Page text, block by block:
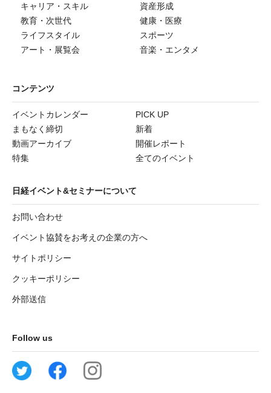
キャリア・スキル
資産形成
教育・次世代
健康・医療
ライフスタイル
スポーツ
アート・展覧会
音楽・エンタメ
コンテンツ
イベントカレンダー
PICK UP
まもなく締切
新着
動画アーカイブ
開催レポート
特集
全てのイベント
日経イベント&セミナーについて
お問い合わせ
イベント協賛をお考えの企業の方へ
サイトポリシー
クッキーポリシー
外部送信
Follow us